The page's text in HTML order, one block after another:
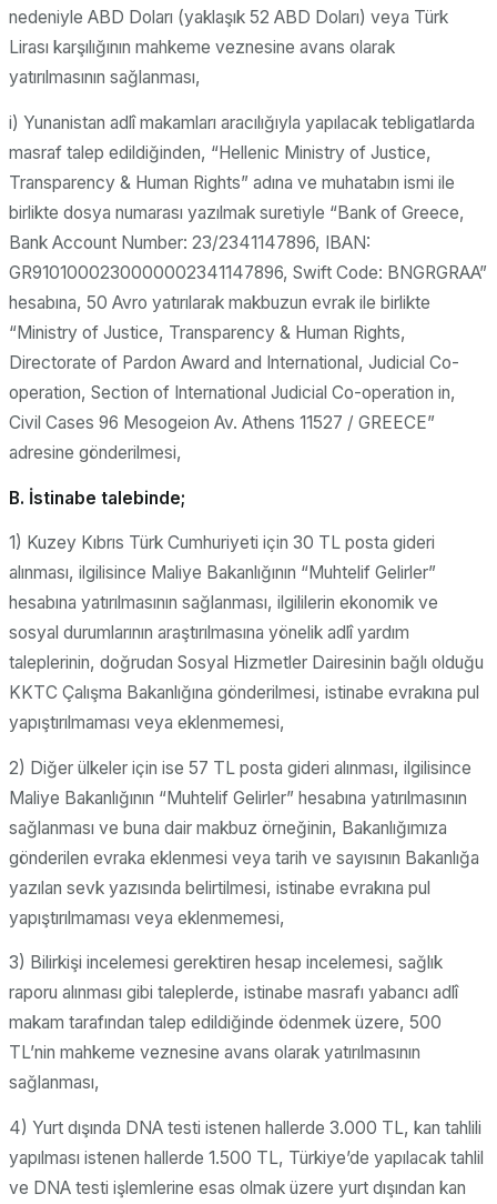
nedeniyle ABD Doları (yaklaşık 52 ABD Doları) veya Türk
Lirası karşılığının mahkeme veznesine avans olarak
yatırılmasının sağlanması,
i) Yunanistan adlî makamları aracılığıyla yapılacak tebligatlarda
masraf talep edildiğinden, “Hellenic Ministry of Justice,
Transparency & Human Rights” adına ve muhatabın ismi ile
birlikte dosya numarası yazılmak suretiyle “Bank of Greece,
Bank Account Number: 23/2341147896, IBAN:
GR9101000230000002341147896, Swift Code: BNGRGRAA”
hesabına, 50 Avro yatırılarak makbuzun evrak ile birlikte
“Ministry of Justice, Transparency & Human Rights,
Directorate of Pardon Award and International, Judicial Co-
operation, Section of International Judicial Co-operation in,
Civil Cases 96 Mesogeion Av. Athens 11527 / GREECE”
adresine gönderilmesi,
B. İstinabe talebinde;
1) Kuzey Kıbrıs Türk Cumhuriyeti için 30 TL posta gideri
alınması, ilgilisince Maliye Bakanlığının “Muhtelif Gelirler”
hesabına yatırılmasının sağlanması, ilgililerin ekonomik ve
sosyal durumlarının araştırılmasına yönelik adlî yardım
taleplerinin, doğrudan Sosyal Hizmetler Dairesinin bağlı olduğu
KKTC Çalışma Bakanlığına gönderilmesi, istinabe evrakına pul
yapıştırılmaması veya eklenmemesi,
2) Diğer ülkeler için ise 57 TL posta gideri alınması, ilgilisince
Maliye Bakanlığının “Muhtelif Gelirler” hesabına yatırılmasının
sağlanması ve buna dair makbuz örneğinin, Bakanlığımıza
gönderilen evraka eklenmesi veya tarih ve sayısının Bakanlığa
yazılan sevk yazısında belirtilmesi, istinabe evrakına pul
yapıştırılmaması veya eklenmemesi,
3) Bilirkişi incelemesi gerektiren hesap incelemesi, sağlık
raporu alınması gibi taleplerde, istinabe masrafı yabancı adlî
makam tarafından talep edildiğinde ödenmek üzere, 500
TL’nin mahkeme veznesine avans olarak yatırılmasının
sağlanması,
4) Yurt dışında DNA testi istenen hallerde 3.000 TL, kan tahlili
yapılması istenen hallerde 1.500 TL, Türkiye’de yapılacak tahlil
ve DNA testi işlemlerine esas olmak üzere yurt dışından kan